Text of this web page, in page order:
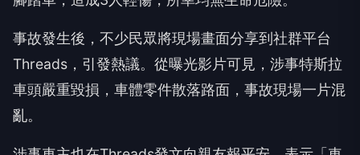
事故發生後，不少民眾將現場畫面分享到社群平台
Threads，引發熱議。從曝光影片可見，涉事特斯拉
車頭嚴重毀損，車體零件散落路面，事故現場一片混
亂。